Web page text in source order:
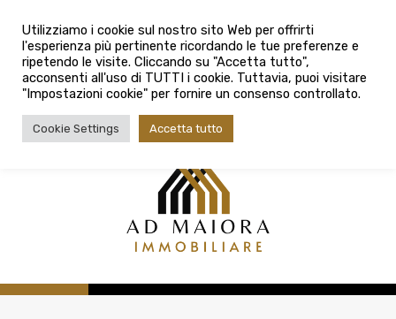
080 3759025
Città
Tipologia contratto
Tipologia contratto
Utilizziamo i cookie sul nostro sito Web per offrirti
l'esperienza più pertinente ricordando le tue preferenze e
ripetendo le visite. Cliccando su "Accetta tutto",
acconsenti all'uso di TUTTI i cookie. Tuttavia, puoi visitare
"Impostazioni cookie" per fornire un consenso controllato.
Cookie Settings Accetta tutto